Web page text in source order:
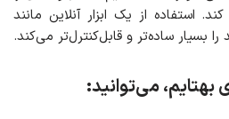
استفاده از یک ابزار آنلاین مانند
را بسیار ساده‌تر و قابل‌کنترل‌تر می‌کند.
بهتایم، می‌توانید: